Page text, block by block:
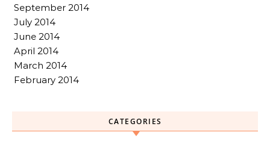
September 2014
July 2014
June 2014
April 2014
March 2014
February 2014
CATEGORIES